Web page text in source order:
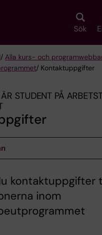
Sök
/ Alla kurs- och
/ Kontaktuppgifter
STUDENT PÅ
kontaktuppgifter
inom